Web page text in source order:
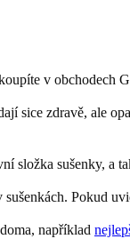
v obchodech
sice zdravě, ale
složka sušenky, a
sušenkách. Pokud
například